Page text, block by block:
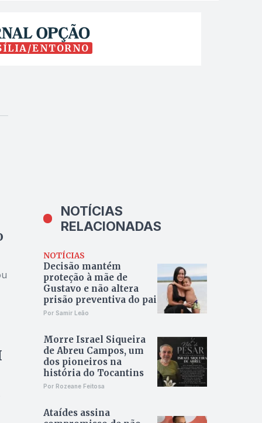
ENTORNO
NOTÍCIAS
RELACIONADAS
NOTÍCIAS
Decisão mantém
proteção à mãe de
Gustavo e não altera
prisão preventiva do pai
Por Samir Leão
Morre Israel Siqueira
de Abreu Campos, um
dos pioneiros na
história do Tocantins
Por Rozeane Feitosa
Ataídes assina